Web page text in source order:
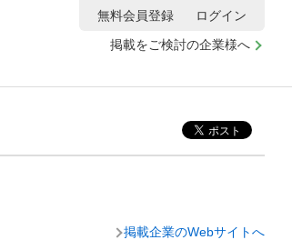
掲載をご検討の企業様へ
無料会員登録 ログイン
掲載企業のWebサイトへ